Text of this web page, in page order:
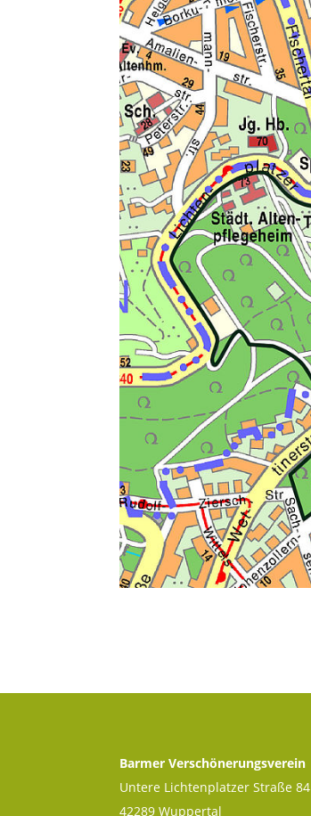
Barmer Verschönerungsverein
Untere Lichtenplatzer Straße 84
42289 Wuppertal